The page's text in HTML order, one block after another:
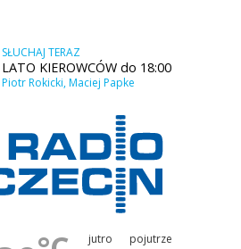
SŁUCHAJ TERAZ
LATO KIEROWCÓW do 18:00
Piotr Rokicki, Maciej Papke
jutro pojutrze